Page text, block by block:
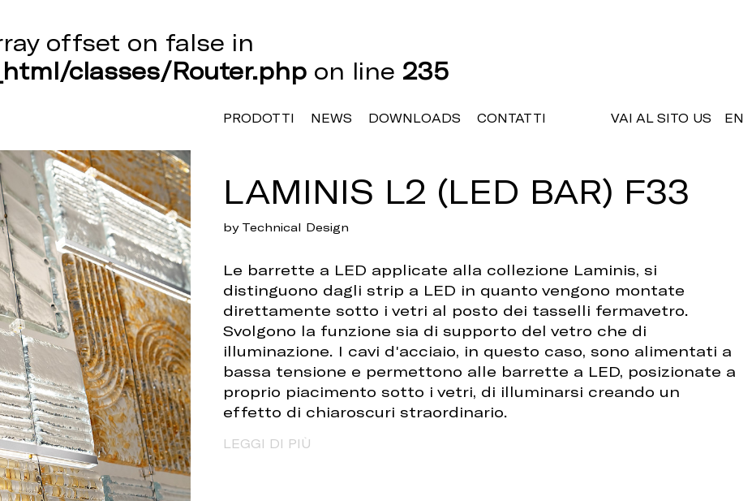
offset on false in
classes/Router.php on line 235
PRODOTTI NEWS DOWNLOADS CONTATTI VAI AL SITO US EN
LAMINIS L2 (LED BAR) F33
by Technical Design
Le barrette a LED applicate alla collezione Laminis, si
distinguono dagli strip a LED in quanto vengono montate
direttamente sotto i vetri al posto dei tasselli fermavetro.
Svolgono la funzione sia di supporto del vetro che di
illuminazione. I cavi d'acciaio, in questo caso, sono alimentati a
bassa tensione e permettono alle barrette a LED, posizionate a
proprio piacimento sotto i vetri, di illuminarsi creando un
effetto di chiaroscuri straordinario.
LEGGI DI PIÙ